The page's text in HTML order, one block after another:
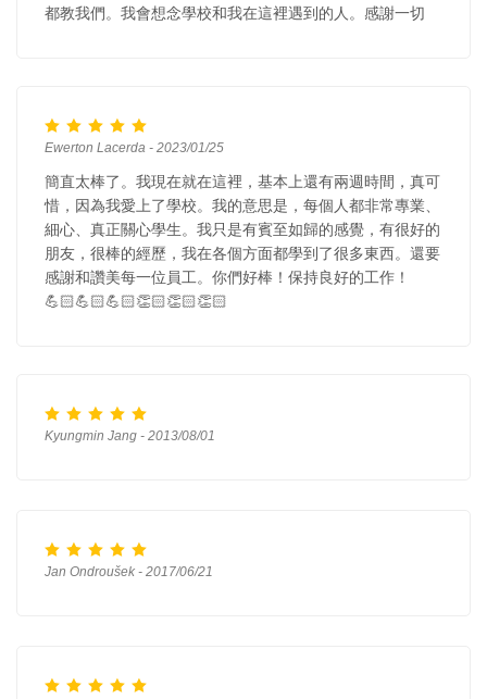
都教我們。我會想念學校和我在這裡遇到的人。感謝一切
Ewerton Lacerda - 2023/01/25
簡直太棒了。我現在就在這裡，基本上還有兩週時間，真可
惜，因為我愛上了學校。我的意思是，每個人都非常專業、
細心、真正關心學生。我只是有賓至如歸的感覺，有很好的
朋友，很棒的經歷，我在各個方面都學到了很多東西。還要
感謝和讚美每一位員工。你們好棒！保持良好的工作！
💪🏻💪🏻💪🏻👏🏻👏🏻👏🏻
Kyungmin Jang - 2013/08/01
Jan Ondroušek - 2017/06/21